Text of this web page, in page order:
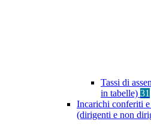
Tassi di
in tabelle) 31
Incarichi conferiti
(dirigenti e non